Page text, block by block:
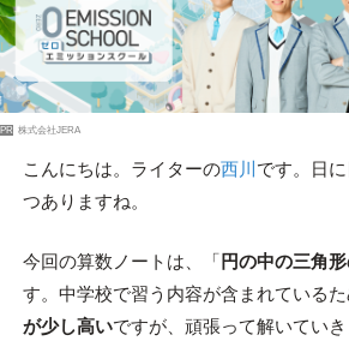
PR 株式会社JERA
こんにちは。ライターの西川 です。日
つありますね。
今回の算数ノートは、「 円の中の三角
す。中学校で習う内容が含まれているた
が少し高いですが、頑張って解いていき